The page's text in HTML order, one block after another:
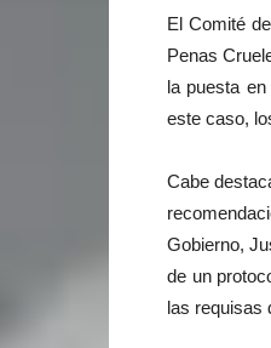
El Comité
Penas
la puesta
este caso,
Cabe
Gobierno,
de un
las requisas